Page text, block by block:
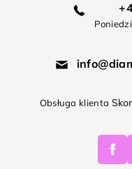
Obsługa klienta